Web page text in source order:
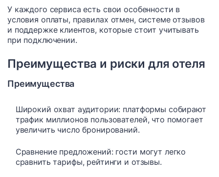
У каждого сервиса есть свои особенности в
условия оплаты, правилах отмен, системе отзывов
и поддержке клиентов, которые стоит учитывать
при подключении.
Преимущества и риски для отеля
Преимущества
Широкий охват аудитории: платформы собирают
трафик миллионов пользователей, что помогает
увеличить число бронирований.
Сравнение предложений: гости могут легко
сравнить тарифы, рейтинги и отзывы.